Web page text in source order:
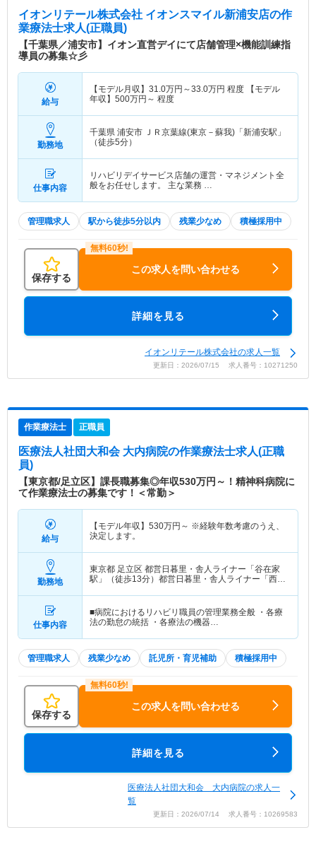
イオンリテール株式会社 イオンスマイル新浦安店の作
業療法士求人(正職員)
【千葉県／浦安市】イオン直営デイにて店舗管理×機能訓練指
導員の募集☆彡
給与
【モデル月収】 31.0万円～33.0万円 程度 【モデル
年収】 500万円～ 程度
勤務地
千葉県 浦安市 ＪＲ京葉線(東京－蘇我)「新浦安駅」
（徒歩5分）
仕事内容
リハビリデイサービス店舗の運営・マネジメント全
般をお任せします。 主な業務 …
管理職求人 駅から徒歩5分以内 残業少なめ 積極採用中
保存する
この求人を問い合わせる
詳細を見る
イオンリテール株式会社の求人一覧
更新日：2026/07/15 求人番号：10271250
作業療法士 正職員
医療法人社団大和会 大内病院の作業療法士求人(正職
員)
【東京都/足立区】課長職募集◎年収530万円～！精神科病院に
て作業療法士の募集です！＜常勤＞
給与
【モデル年収】 530万円～ ※経験年数考慮のうえ、
決定します。
勤務地
東京都 足立区 都営日暮里・舎人ライナー「谷在家
駅」（徒歩13分）都営日暮里・舎人ライナー「西新
仕事内容
■病院におけるリハビリ職員の管理業務全般 ・各療
法の勤怠の統括 ・各療法の機器…
管理職求人 残業少なめ 託児所・育児補助 積極採用中
保存する
この求人を問い合わせる
詳細を見る
医療法人社団大和会 大内病院の求人一
覧
更新日：2026/07/14 求人番号：10269583